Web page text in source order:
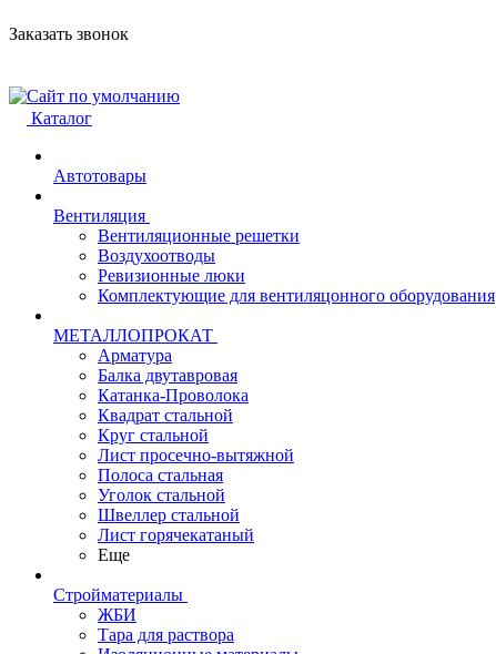
Заказать звонок
Каталог
Автотовары
Вентиляция
Вентиляционные решетки
Воздухоотводы
Ревизионные люки
Комплектующие для вентиляцонного оборудования
МЕТАЛЛОПРОКАТ
Арматура
Балка двутавровая
Катанка-Проволока
Квадрат стальной
Круг стальной
Лист просечно-вытяжной
Полоса стальная
Уголок стальной
Швеллер стальной
Лист горячекатаный
Еще
Стройматериалы
ЖБИ
Тара для раствора